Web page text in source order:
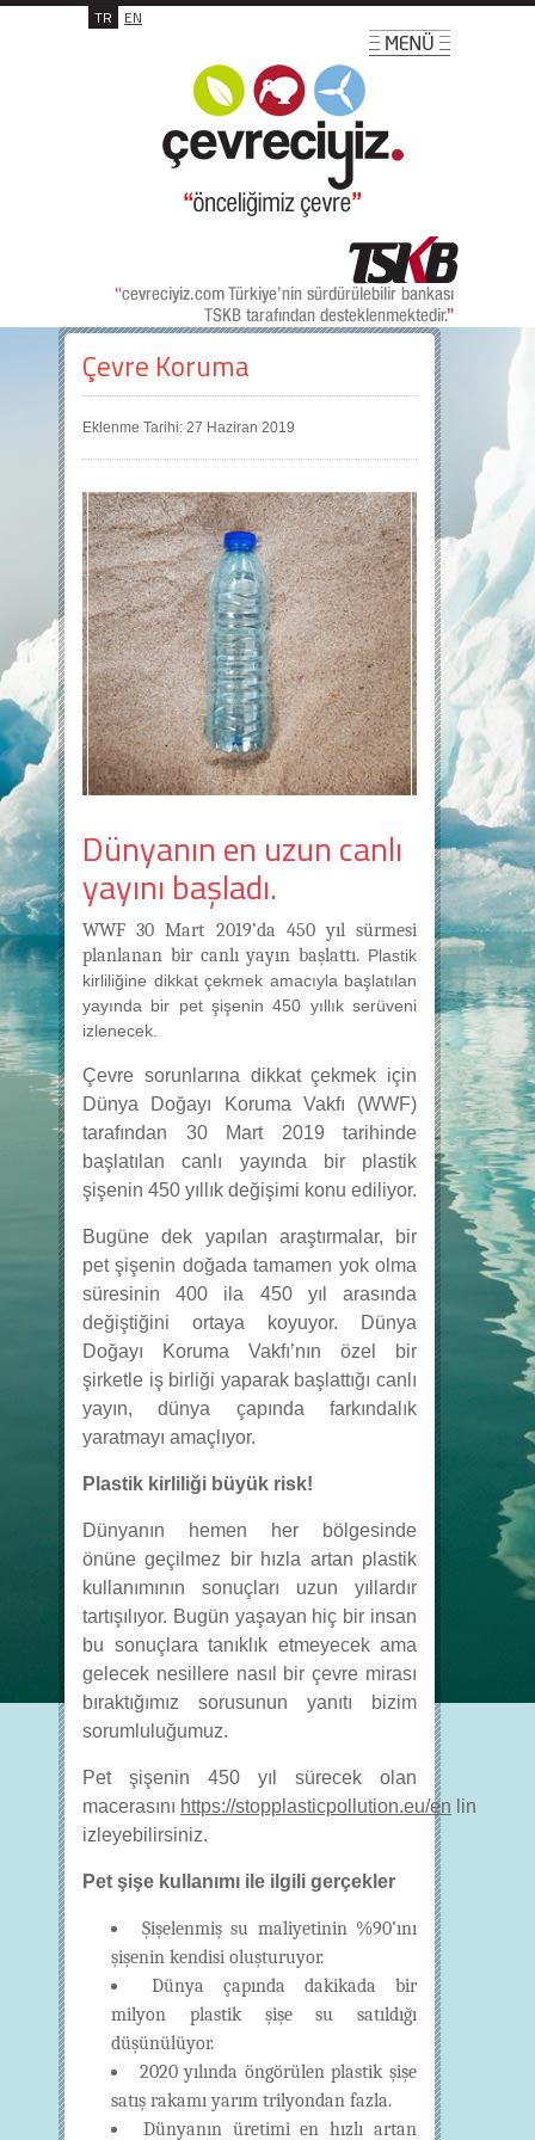
TR EN
Çevre Koruma
Eklenme Tarihi: 27 Haziran 2019
Dünyanın en uzun canlı
yayını başladı.
WWF 30 Mart 2019’da 450 yıl sürmesi
planlanan bir canlı yayın başlattı. Plastik
kirliliğine dikkat çekmek amacıyla başlatılan
yayında bir pet şişenin 450 yıllık serüveni
izlenecek.
Çevre sorunlarına dikkat çekmek için
Dünya Doğayı Koruma Vakfı (WWF)
tarafından 30 Mart 2019 tarihinde
başlatılan canlı yayında bir plastik
şişenin 450 yıllık değişimi konu ediliyor.
Bugüne dek yapılan araştırmalar, bir
pet şişenin doğada tamamen yok olma
süresinin 400 ila 450 yıl arasında
değiştiğini ortaya koyuyor.
Dünya
Doğayı Koruma Vakfı’nın özel bir
şirketle iş birliği yaparak başlattığı canlı
yayın, dünya çapında farkındalık
yaratmayı amaçlıyor.
Plastik kirliliği büyük risk!
Dünyanın hemen her bölgesinde
önüne geçilmez bir hızla artan plastik
kullanımının sonuçları uzun yıllardır
tartışılıyor. Bugün yaşayan hiç bir insan
bu sonuçlara tanıklık etmeyecek ama
gelecek nesillere nasıl bir çevre mirası
bıraktığımız sorusunun yanıtı bizim
sorumluluğumuz.
Pet şişenin 450 yıl sürecek olan
macerasını https://stopplasticpollution.eu/en linkinden
izleyebilirsiniz.
Pet şişe kullanımı ile ilgili gerçekler
Şişelenmiş su maliyetinin %90’ını
şişenin kendisi oluşturuyor.
Dünya çapında dakikada bir
milyon plastik şişe su satıldığı
düşünülüyor.
2020 yılında öngörülen plastik şişe
satış rakamı yarım trilyondan fazla.
Dünyanın üretimi en hızlı artan